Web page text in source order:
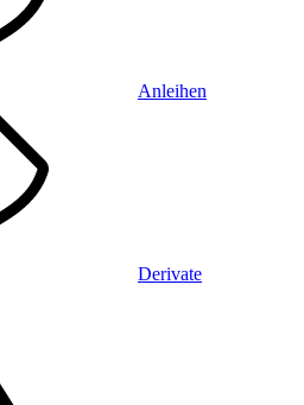
Anleihen
Derivate